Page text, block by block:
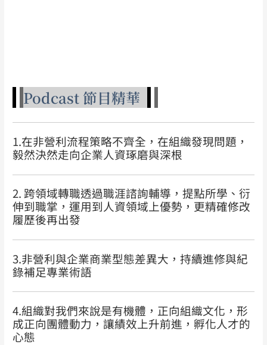
Podcast 節目精華
1.在非營利流程策略不齊全，在組織發現問題，
毅然決然走向企業人資琢磨與深根
2. 跨領域轉職透過職涯諮詢輔導，提點所學、衍
伸到職掌，運用到人資領域上優勢，更精確修改
履歷後再出發
3.非營利與企業商業型態差異大，持續進修與紀
錄補足專業術語
4.組織對我們來說是有機體，正向組織文化，形
成正向團體動力，讓績效上升前進，孵化人才的
心態